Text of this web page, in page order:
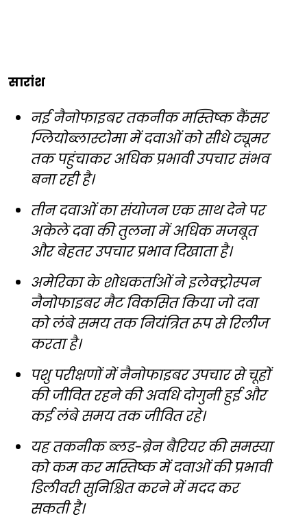
सारांश
नई नैनोफाइबर तकनीक मस्तिष्क कैंसर
ग्लियोब्लास्टोमा में दवाओं को सीधे ट्यूमर
तक पहुंचाकर अधिक प्रभावी उपचार संभव
बना रही है।
तीन दवाओं का संयोजन एक साथ देने पर
अकेले दवा की तुलना में अधिक मजबूत
और बेहतर उपचार प्रभाव दिखाता है।
अमेरिका के शोधकर्ताओं ने इलेक्ट्रोस्पन
नैनोफाइबर मैट विकसित किया जो दवा
को लंबे समय तक नियंत्रित रूप से रिलीज
करता है।
पशु परीक्षणों में नैनोफाइबर उपचार से चूहों
की जीवित रहने की अवधि दोगुनी हुई और
कई लंबे समय तक जीवित रहे।
यह तकनीक ब्लड-ब्रेन बैरियर की समस्या
को कम कर मस्तिष्क में दवाओं की प्रभावी
डिलीवरी सुनिश्चित करने में मदद कर
सकती है।